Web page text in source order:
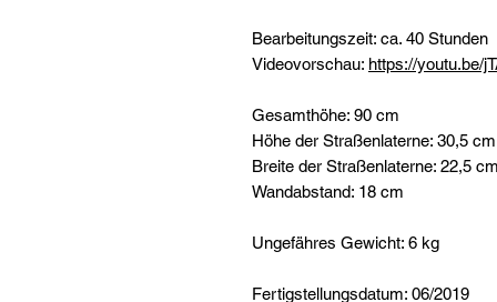
Bearbeitungszeit: ca. 40 Stunden
Videovorschau: https://youtu.be/
Gesamthöhe: 90 cm
Höhe der Straßenlaterne: 30,5 cm
Breite der Straßenlaterne: 22,5 cm
Wandabstand: 18 cm
Ungefähres Gewicht: 6 kg
Fertigstellungsdatum: 06/2019